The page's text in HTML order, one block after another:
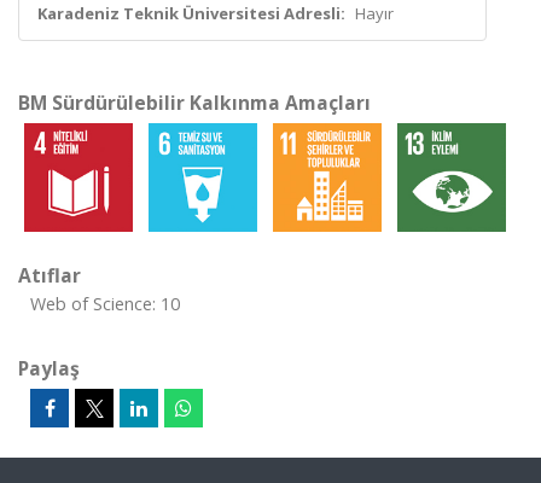
Karadeniz Teknik Üniversitesi Adresli: Hayır
BM Sürdürülebilir Kalkınma Amaçları
Atıflar
Web of Science: 10
Paylaş